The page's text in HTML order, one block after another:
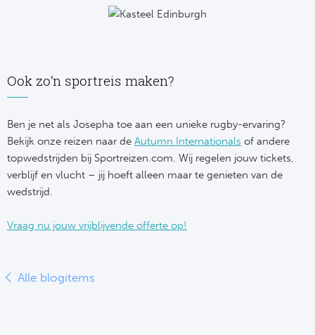
Ook zo’n sportreis maken?
Ben je net als Josepha toe aan een unieke rugby-ervaring?
Bekijk onze reizen naar deAutumn Internationals of andere
topwedstrijden bij Sportreizen.com. Wij regelen jouw tickets,
verblijf en vlucht – jij hoeft alleen maar te genieten van de
wedstrijd.
Vraag nu jouw vrijblijvende offerte op!
Alle blogitems